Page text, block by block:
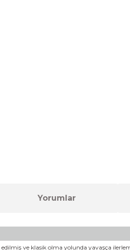
Yorumlar
edilmiş ve klasik olma yolunda yavaşça